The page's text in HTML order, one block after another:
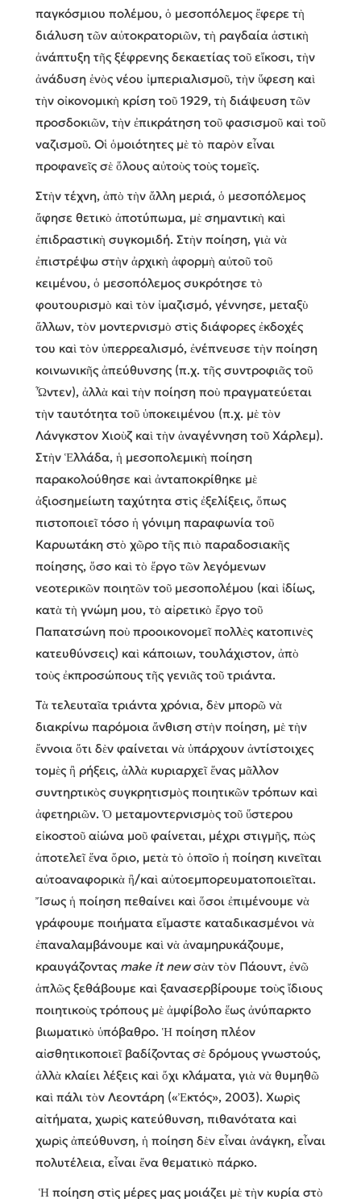
παγκόσμιου πολέμου, ὁ μεσοπόλεμος ἔφερε τὴ
διάλυση τῶν αὐτοκρατοριῶν, τὴ ραγδαία ἀστικὴ
ἀνάπτυξη τῆς ξέφρενης δεκαετίας τοῦ εἴκοσι, τὴν
ἀνάδυση ἑνὸς νέου ἰμπεριαλισμοῦ, τὴν ὕφεση καὶ
τὴν οἰκονομικὴ κρίση τοῦ 1929, τὴ διάψευση τῶν
προσδοκιῶν, τὴν ἐπικράτηση τοῦ φασισμοῦ καὶ τοῦ
ναζισμοῦ. Οἱ ὁμοιότητες μὲ τὸ παρὸν εἶναι
προφανεῖς σὲ ὅλους αὐτοὺς τοὺς τομεῖς.
Στὴν τέχνη, ἀπὸ τὴν ἄλλη μεριά, ὁ μεσοπόλεμος
ἄφησε θετικὸ ἀποτύπωμα, μὲ σημαντικὴ καὶ
ἐπιδραστικὴ συγκομιδή. Στὴν ποίηση, γιὰ νὰ
ἐπιστρέψω στὴν ἀρχικὴ ἀφορμὴ αὐτοῦ τοῦ
κειμένου, ὁ μεσοπόλεμος συκρότησε τὸ
φουτουρισμὸ καὶ τὸν ἰμαζισμό, γέννησε, μεταξὺ
ἄλλων, τὸν μοντερνισμὸ στὶς διάφορες ἐκδοχές
του καὶ τὸν ὑπερρεαλισμό, ἐνέπνευσε τὴν ποίηση
κοινωνικῆς ἀπεύθυνσης (π.χ. τῆς συντροφιᾶς τοῦ
Ὦντεν), ἀλλὰ καὶ τὴν ποίηση ποὺ πραγματεύεται
τὴν ταυτότητα τοῦ ὑποκειμένου (π.χ. μὲ τὸν
Λάνγκστον Χιοὺζ καὶ τὴν ἀναγέννηση τοῦ Χάρλεμ).
Στὴν Ἑλλάδα, ἡ μεσοπολεμικὴ ποίηση
παρακολούθησε καὶ ἀνταποκρίθηκε μὲ
ἀξιοσημείωτη ταχύτητα στὶς ἐξελίξεις, ὅπως
πιστοποιεῖ τόσο ἡ γόνιμη παραφωνία τοῦ
Καρυωτάκη στὸ χῶρο τῆς πιὸ παραδοσιακῆς
ποίησης, ὅσο καὶ τὸ ἔργο τῶν λεγόμενων
νεοτερικῶν ποιητῶν τοῦ μεσοπολέμου (καὶ ἰδίως,
κατὰ τὴ γνώμη μου, τὸ αἰρετικὸ ἔργο τοῦ
Παπατσώνη ποὺ προοικονομεῖ πολλὲς κατοπινὲς
κατευθύνσεις) καὶ κάποιων, τουλάχιστον, ἀπὸ
τοὺς ἐκπροσώπους τῆς γενιᾶς τοῦ τριάντα.
Τὰ τελευταῖα τριάντα χρόνια, δὲν μπορῶ νὰ
διακρίνω παρόμοια ἄνθιση στὴν ποίηση, μὲ τὴν
ἔννοια ὅτι δὲν φαίνεται νὰ ὑπάρχουν ἀντίστοιχες
τομὲς ἢ ρήξεις, ἀλλὰ κυριαρχεῖ ἕνας μᾶλλον
συντηρτικὸς συγκρητισμὸς ποιητικῶν τρόπων καὶ
ἀφετηριῶν. Ὁ μεταμοντερνισμὸς τοῦ ὕστερου
εἰκοστοῦ αἰώνα μοῦ φαίνεται, μέχρι στιγμῆς, πὼς
ἀποτελεῖ ἕνα ὅριο, μετὰ τὸ ὁποῖο ἡ ποίηση κινεῖται
αὐτοαναφορικὰ ἢ/καὶ αὐτοεμπορευματοποιεῖται.
Ἴσως ἡ ποίηση πεθαίνει καὶ ὅσοι ἐπιμένουμε νὰ
γράφουμε ποιήματα εἴμαστε καταδικασμένοι νὰ
ἐπαναλαμβάνουμε καὶ νὰ ἀναμηρυκάζουμε,
κραυγάζοντας make it newσὰν τὸν Πάουντ, ἐνῶ
ἁπλῶς ξεθάβουμε καὶ ξανασερβίρουμε τοὺς ἴδιους
ποιητικοὺς τρόπους μὲ ἀμφίβολο ἕως ἀνύπαρκτο
βιωματικὸ ὑπόβαθρο. Ἡ ποίηση πλέον
αἰσθητικοποιεῖ βαδίζοντας σὲ δρόμους γνωστούς,
ἀλλὰ κλαίει λέξεις καὶ ὄχι κλάματα, γιὰ νὰ θυμηθῶ
καὶ πάλι τὸν Λεοντάρη («Ἐκτός», 2003). Χωρὶς
αἰτήματα, χωρὶς κατεύθυνση, πιθανότατα καὶ
χωρὶς ἀπεύθυνση, ἡ ποίηση δὲν εἶναι ἀνάγκη, εἶναι
πολυτέλεια, εἶναι ἔνα θεματικὸ πάρκο.
Ἡ ποίηση στὶς μέρες μας μοιάζει μὲ τὴν κυρία στὸ